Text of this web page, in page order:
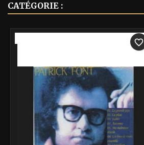
CATÉGORIE :
favorite_border